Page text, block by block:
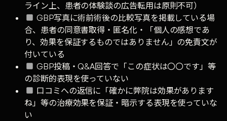
ライン上、患者の体験談の広告転用は原則不可）
GBP写真に術前術後の比較写真を掲載している場
合、患者の同意書取得・匿名化・「個人の感想であ
り、効果を保証するものではありません」の免責文が
付いている
GBP投稿・Q&A回答で「この症状は〇〇です」等
の診断的表現を使っていない
口コミへの返信に「確かに弊院は効果があります
ね」等の治療効果を保証・暗示する表現を使っていな
い